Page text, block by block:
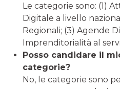
Le categorie sono: (1)
Digitale a livello
Regionali; (3) Agende
Imprenditorialità al
Posso candidare il
categorie?
No, le categorie sono